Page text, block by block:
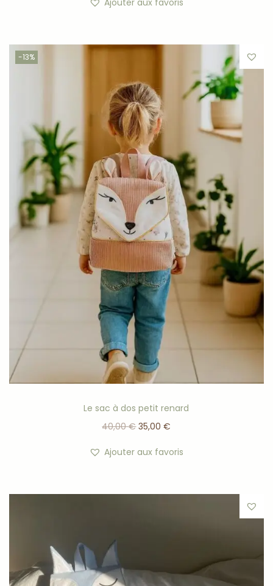
-13%
Le sac à dos petit renard
40,00€ 35,00€
Ajouter aux favoris